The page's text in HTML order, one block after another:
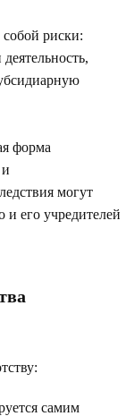
собой риски:
форма
могут
и его учредителей
самим